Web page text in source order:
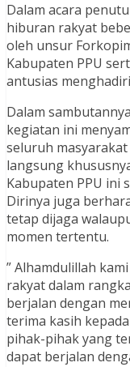
Dalam acara
hiburan rakyat
oleh unsur
Kabupaten PPU
antusias
Dalam
kegiatan ini
seluruh
langsung
Kabupaten PPU ini
Dirinya juga
tetap dijaga
momen tertentu.
” Alhamdulillah
rakyat dalam
berjalan dengan
terima kasih
pihak-pihak yang
dapat berjalan